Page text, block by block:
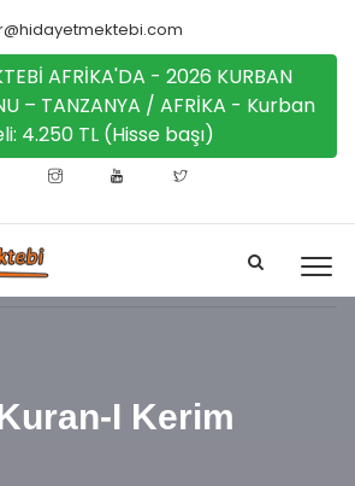
AFRİKA'DA - 2026 KURBAN
– TANZANYA / AFRİKA - Kurban
4.250 TL (Hisse başı)
I Kerim